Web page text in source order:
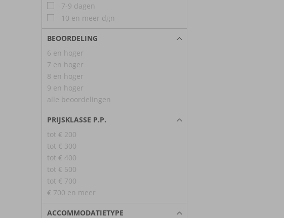
7-9 dagen
10 en meer dgn
BEOORDELING
6 en hoger
7 en hoger
8 en hoger
9 en hoger
alle beoordelingen
PRIJSKLASSE P.P.
tot € 200
tot € 300
tot € 400
tot € 500
tot € 700
€ 700 en meer
ACCOMMODATIETYPE